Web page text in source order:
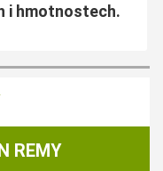
i hmotnostech.
REMY